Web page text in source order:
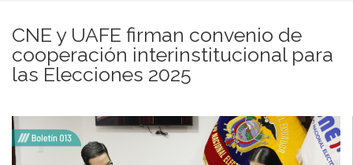
CNE y UAFE firman convenio de
cooperación interinstitucional para
las Elecciones 2025